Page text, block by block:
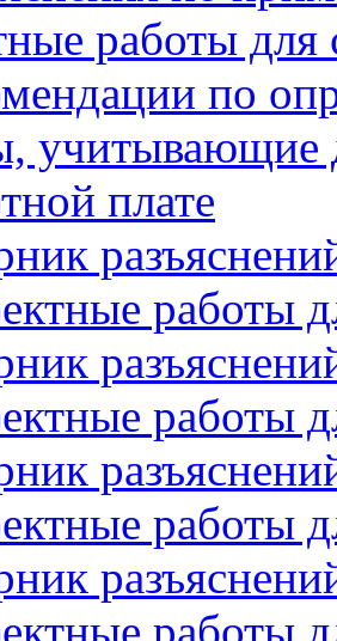
работы для
по
учитывающие
плате
работы
работы
работы
работы